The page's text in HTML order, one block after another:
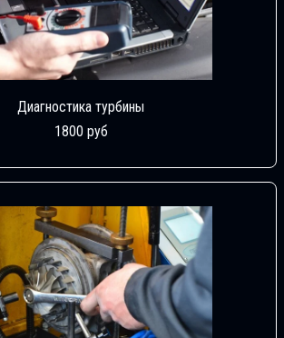
Диагностика турбины
1800 руб